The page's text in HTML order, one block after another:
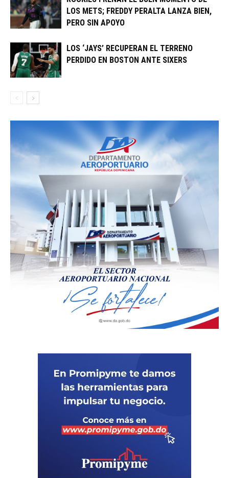
LOS METS; FREDDY PERALTA LANZA BIEN,
PERO SIN APOYO
LOS ‘JAYS’ RECUPERAN EL TERRENO
PERDIDO EN BOSTON ANTE SIXERS